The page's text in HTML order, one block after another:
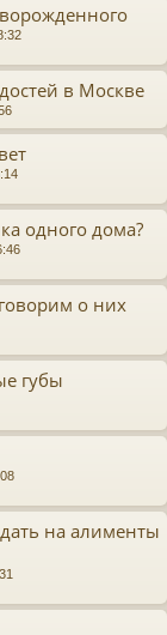
в Москве
одного дома?
о них
губы
на алименты